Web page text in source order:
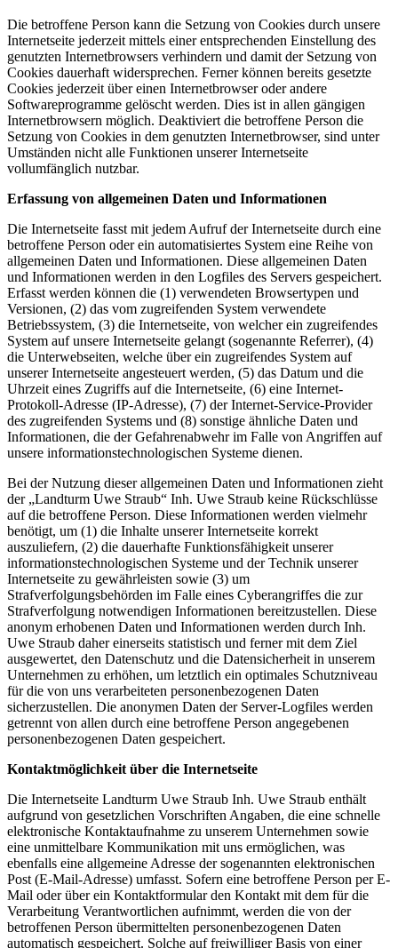
Die betroffene Person kann die Setzung von Cookies durch unsere
Internetseite jederzeit mittels einer entsprechenden Einstellung des
genutzten Internetbrowsers verhindern und damit der Setzung von
Cookies dauerhaft widersprechen. Ferner können bereits gesetzte
Cookies jederzeit über einen Internetbrowser oder andere
Softwareprogramme gelöscht werden. Dies ist in allen gängigen
Internetbrowsern möglich. Deaktiviert die betroffene Person die
Setzung von Cookies in dem genutzten Internetbrowser, sind unter
Umständen nicht alle Funktionen unserer Internetseite
vollumfänglich nutzbar.
Erfassung von allgemeinen Daten und Informationen
Die Internetseite fasst mit jedem Aufruf der Internetseite durch eine
betroffene Person oder ein automatisiertes System eine Reihe von
allgemeinen Daten und Informationen. Diese allgemeinen Daten
und Informationen werden in den Logfiles des Servers gespeichert.
Erfasst werden können die (1) verwendeten Browsertypen und
Versionen, (2) das vom zugreifenden System verwendete
Betriebssystem, (3) die Internetseite, von welcher ein zugreifendes
System auf unsere Internetseite gelangt (sogenannte Referrer), (4)
die Unterwebseiten, welche über ein zugreifendes System auf
unserer Internetseite angesteuert werden, (5) das Datum und die
Uhrzeit eines Zugriffs auf die Internetseite, (6) eine Internet-
Protokoll-Adresse (IP-Adresse), (7) der Internet-Service-Provider
des zugreifenden Systems und (8) sonstige ähnliche Daten und
Informationen, die der Gefahrenabwehr im Falle von Angriffen auf
unsere informationstechnologischen Systeme dienen.
Bei der Nutzung dieser allgemeinen Daten und Informationen zieht
der „Landturm Uwe Straub“ Inh. Uwe Straub keine Rückschlüsse
auf die betroffene Person. Diese Informationen werden vielmehr
benötigt, um (1) die Inhalte unserer Internetseite korrekt
auszuliefern, (2) die dauerhafte Funktionsfähigkeit unserer
informationstechnologischen Systeme und der Technik unserer
Internetseite zu gewährleisten sowie (3) um
Strafverfolgungsbehörden im Falle eines Cyberangriffes die zur
Strafverfolgung notwendigen Informationen bereitzustellen. Diese
anonym erhobenen Daten und Informationen werden durch Inh.
Uwe Straub daher einerseits statistisch und ferner mit dem Ziel
ausgewertet, den Datenschutz und die Datensicherheit in unserem
Unternehmen zu erhöhen, um letztlich ein optimales Schutzniveau
für die von uns verarbeiteten personenbezogenen Daten
sicherzustellen. Die anonymen Daten der Server-Logfiles werden
getrennt von allen durch eine betroffene Person angegebenen
personenbezogenen Daten gespeichert.
Kontaktmöglichkeit über die Internetseite
Die Internetseite Landturm Uwe Straub Inh. Uwe Straub enthält
aufgrund von gesetzlichen Vorschriften Angaben, die eine schnelle
elektronische Kontaktaufnahme zu unserem Unternehmen sowie
eine unmittelbare Kommunikation mit uns ermöglichen, was
ebenfalls eine allgemeine Adresse der sogenannten elektronischen
Post (E-Mail-Adresse) umfasst. Sofern eine betroffene Person per E-
Mail oder über ein Kontaktformular den Kontakt mit dem für die
Verarbeitung Verantwortlichen aufnimmt, werden die von der
betroffenen Person übermittelten personenbezogenen Daten
automatisch gespeichert. Solche auf freiwilliger Basis von einer